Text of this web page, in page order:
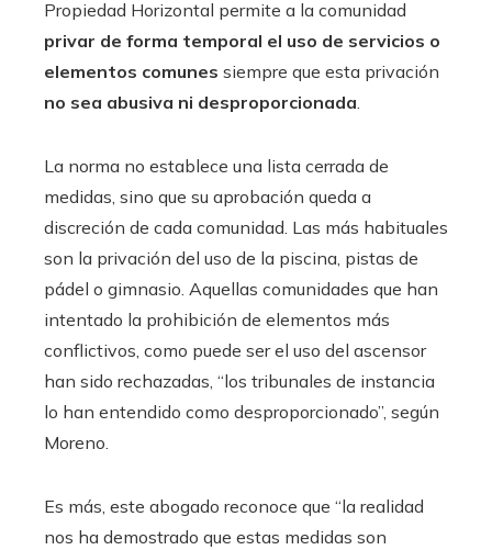
Propiedad Horizontal permite a la comunidad
privar de forma temporal el uso de servicios o
elementos comunes siempre que esta privación
no sea abusiva ni desproporcionada.
La norma no establece una lista cerrada de
medidas, sino que su aprobación queda a
discreción de cada comunidad. Las más habituales
son la privación del uso de la piscina, pistas de
pádel o gimnasio. Aquellas comunidades que han
intentado la prohibición de elementos más
conflictivos, como puede ser el uso del ascensor
han sido rechazadas, “los tribunales de instancia
lo han entendido como desproporcionado”, según
Moreno.
Es más, este abogado reconoce que “la realidad
nos ha demostrado que estas medidas son